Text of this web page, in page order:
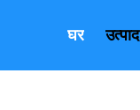
घर उत्पाद